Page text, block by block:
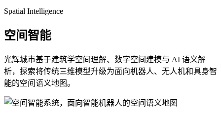
Spatial Intelligence
空间智能
光辉城市基于建筑学空间理解、数字空间建模与 AI 语义解
析，探索将传统三维模型升级为面向机器人、无人机和具身智
能的空间语义地图。